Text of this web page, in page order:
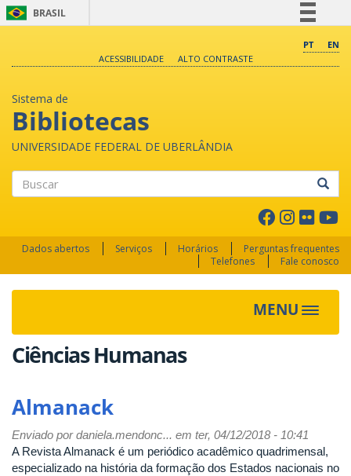
BRASIL
Comunica BR
PT
EN
ACESSIBILIDADE
ALTO CONTRASTE
Sistema de
Bibliotecas
UNIVERSIDADE FEDERAL DE UBERLÂNDIA
Dados abertos Serviços Horários
Perguntas frequentes
Telefones
Fale conosco
MENU Toggle
Ciências Humanas
Almanack
Enviado pordaniela.mendonc... em ter, 04/12/2018 - 10:41
A Revista Almanack é um periódico acadêmico quadrimensal,
especializado na história da formação dos Estados nacionais no